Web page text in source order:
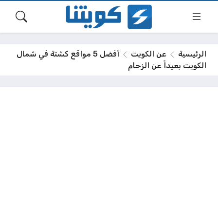
الرئيسية عن الكويت
أفضل 5 مواقع كشتة في شمال
الكويت بعيداً عن الزحام